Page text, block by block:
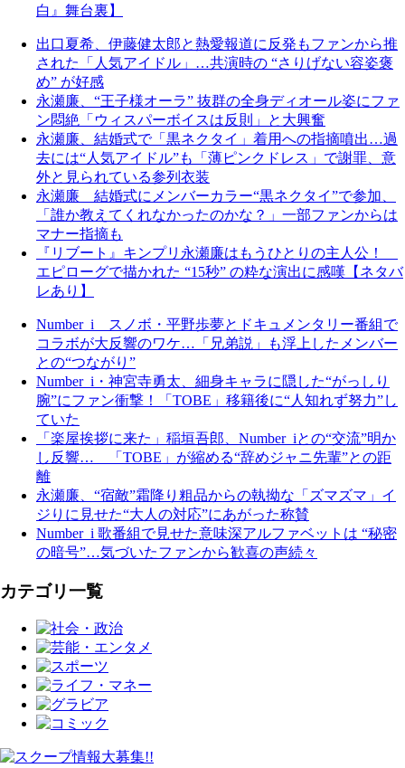
白』舞台裏】
出口夏希、伊藤健太郎と熱愛報道に反発もファンから推
された「人気アイドル」…共演時の “さりげない容姿褒
め” が好感
永瀬廉、“王子様オーラ” 抜群の全身ディオール姿にファ
ン悶絶「ウィスパーボイスは反則」と大興奮
永瀬廉、結婚式で「黒ネクタイ」着用への指摘噴出…過
去には“人気アイドル”も「薄ピンクドレス」で謝罪、意
外と見られている参列衣装
永瀬廉 結婚式にメンバーカラー“黒ネクタイ”で参加、
「誰か教えてくれなかったのかな？」一部ファンからは
マナー指摘も
『リブート』キンプリ永瀬廉はもうひとりの主人公！
エピローグで描かれた “15秒” の粋な演出に感嘆【ネタバ
レあり】
Number_i スノボ・平野歩夢とドキュメンタリー番組で
コラボが大反響のワケ…「兄弟説」も浮上したメンバー
との“つながり”
Number_i・神宮寺勇太、細身キャラに隠した“がっしり
腕”にファン衝撃！「TOBE」移籍後に“人知れず努力”し
ていた
「楽屋挨拶に来た」稲垣吾郎、Number_iとの“交流”明か
し反響… 「TOBE」が縮める“辞めジャニ先輩”との距
離
永瀬廉、“宿敵”霜降り粗品からの執拗な「ズマズマ」イ
ジりに見せた“大人の対応”にあがった称賛
Number_i 歌番組で見せた意味深アルファベットは “秘密
の暗号”…気づいたファンから歓喜の声続々
カテゴリ一覧